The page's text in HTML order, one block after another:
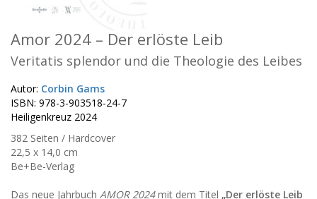
Amor 2024 – Der erlöste Leib
Veritatis splendor und die Theologie des Leibes
Autor: Corbin Gams
ISBN: 978-3-903518-24-7
Heiligenkreuz 2024
382 Seiten / Hardcover
22,5 x 14,0 cm
Be+Be-Verlag
Das neue Jahrbuch AMOR 2024mit dem Titel „Der erlöste Leib